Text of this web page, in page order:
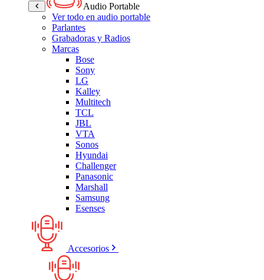
Audio Portable
Ver todo en audio portable
Parlantes
Grabadoras y Radios
Marcas
Bose
Sony
LG
Kalley
Multitech
TCL
JBL
VTA
Sonos
Hyundai
Challenger
Panasonic
Marshall
Samsung
Esenses
Accesorios